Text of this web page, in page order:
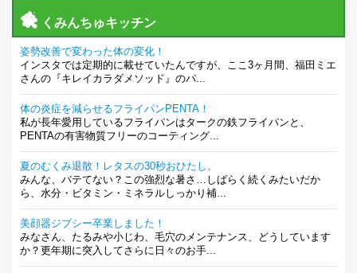
くみんちゅキッチン
姿勢改善で変わった体の変化！
インスタでは定期的に載せていたんですが、ここ3ヶ月間、福田ミエ
さんの『キレイカラダメソッド』のパ...
体の炎症を減らせるフライパンPENTA！
私が長年愛用しているフライパンはタークの鉄フライパンと、
PENTAの有害物質フリーのコーティング...
夏のむくみ退散！レタスの30秒おひたし。
みんな、バテてない？この強烈な暑さ…しばらく続くみたいだか
ら、水分・ビタミン・ミネラルしっかり補...
美顔器ジプシー卒業しました！
みなさん、たるみや小じわ、毛穴のメンテナンス、どうしています
か？更年期に突入してさらに日々のお手...